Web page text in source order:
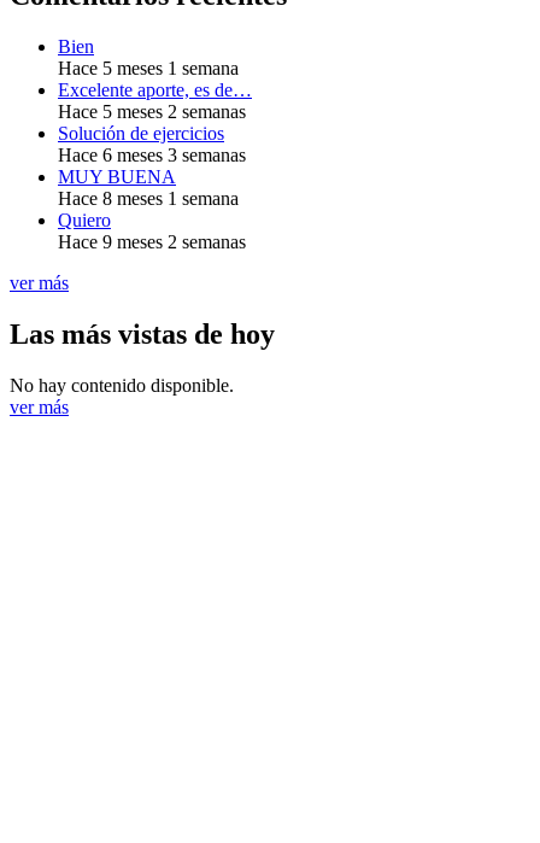
Bien
Hace 5 meses 1 semana
Excelente aporte, es de…
Hace 5 meses 2 semanas
Solución de ejercicios
Hace 6 meses 3 semanas
MUY BUENA
Hace 8 meses 1 semana
Quiero
Hace 9 meses 2 semanas
ver más
Las más vistas de hoy
No hay contenido disponible.
ver más